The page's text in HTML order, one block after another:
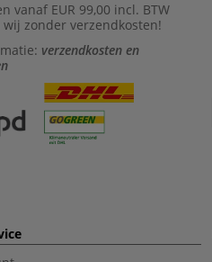
vanaf EUR 99,00 incl. BTW
zonder verzendkosten!
verzendkosten en